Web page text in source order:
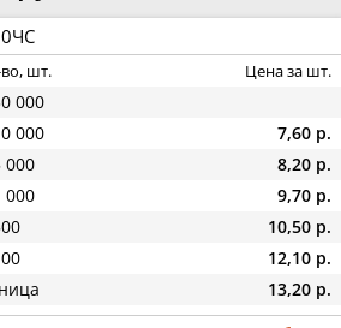
шт. Цена за шт.
000
000
7,60 р.
000
8,20 р.
000
9,70 р.
10,50 р.
12,10 р.
13,20 р.